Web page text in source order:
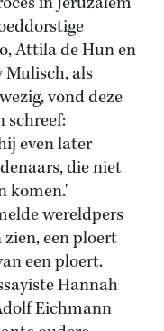
Attila de Hun en
Mulisch, als
vond deze
schreef:
even later
die niet
komen.'
wereldpers
een ploert
een ploert.
Hannah
Eichmann